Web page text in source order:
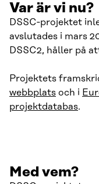
Var är vi nu?
DSSC‑projektet
avslutades i mars
DSSC2, håller på
Projektets
webbplats och i
projektdatabas.
Med vem?